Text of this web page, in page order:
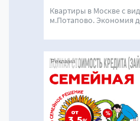
Квартиры в Москве с
м.Потапово. Экономия
Реклама